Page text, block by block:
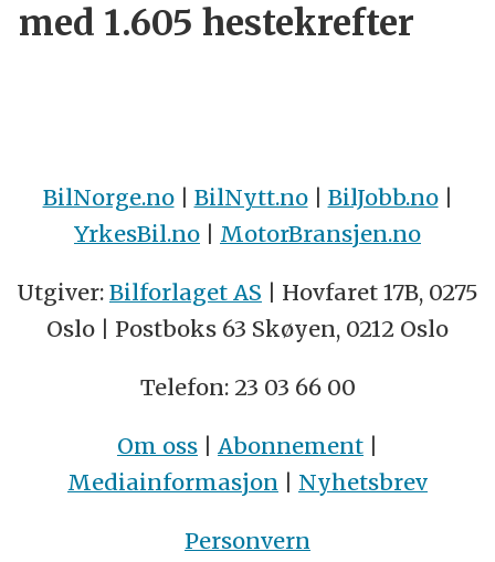
med 1.605 hestekrefter
BilNorge.no| BilNytt.no| BilJobb.no|
YrkesBil.no
MotorBransjen.no
Utgiver: Bilforlaget AS | Hovfaret 17B, 0275
Oslo | Postboks 63 Skøyen, 0212 Oslo
Telefon: 23 03 66 00
Om oss | Abonnement |
Mediainformasjon | Nyhetsbrev
Personvern